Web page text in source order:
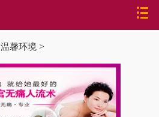
温馨环境 >